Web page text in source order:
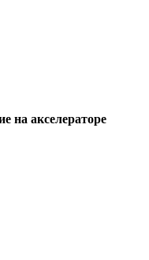
на акселераторе